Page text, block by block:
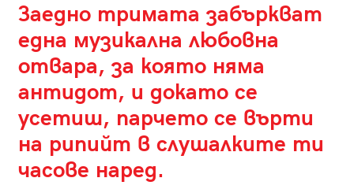
Заедно тримата забъркват
една музикална любовна
отвара, за която няма
антидот, и докато се
усетиш, парчето се върти
на рипийт в слушалките ти
часове наред.